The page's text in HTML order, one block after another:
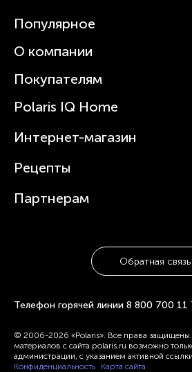
Популярное
Кофемашины
Вертикальные пылесосы
Зубные щетки и ирригаторы
Увлажнители
Посуда
О компании
О Polaris
Статьи
Покупателям
Сервисные центры
Где купить
Polaris IQ Home
Интернет-магазин
Рецепты
Партнерам
Обратная связь
Телефон горячей линии 8 800 700 11
© 2006-2026 «Polaris». Все права защищены.
материалов с сайта polaris.ru возможно
администрации, с указанием активной
Конфиденциальность
Карта сайта